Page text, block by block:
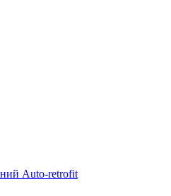
Auto-retrofit